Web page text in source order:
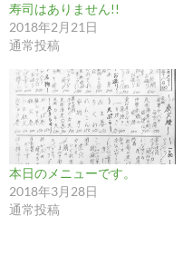
寿司はありません!!
2018年2月21日
通常投稿
本日のメニューです。
2018年3月28日
通常投稿